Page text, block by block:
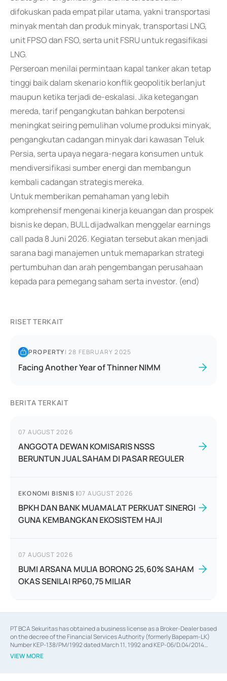
difokuskan pada empat pilar utama, yakni transportasi
minyak mentah dan produk minyak, transportasi LNG,
unit FPSO dan FSO, serta unit FSRU untuk regasifikasi
LNG.
Perseroan menilai permintaan kapal tanker akan tetap
tinggi baik dalam skenario konflik geopolitik berlanjut
maupun ketika terjadi de-eskalasi. Jika ketegangan
mereda, tarif pengangkutan bahkan berpotensi
meningkat seiring pemulihan volume produksi minyak,
pengangkutan cadangan minyak dari kawasan Teluk
Persia, serta upaya negara-negara konsumen untuk
mendiversifikasi sumber energi dan membangun
kembali cadangan strategis mereka.
Untuk memberikan pemahaman yang lebih
komprehensif mengenai kinerja keuangan dan prospek
bisnis ke depan, BULL dijadwalkan menggelar earnings
call pada 8 Juni 2026. Kegiatan tersebut akan menjadi
sarana bagi manajemen untuk memaparkan strategi
pertumbuhan dan arah pengembangan perusahaan
kepada para pemegang saham serta investor. (end)
RISET TERKAIT
PROPERTY|28 FEBRUARY 2025
Facing Another Year of Thinner NIMM
BERITA TERKAIT
07 AUGUST 2026
ANGGOTA DEWAN KOMISARIS NSSS
BERUNTUN JUAL SAHAM DI PASAR REGULER
EKONOMI BISNIS |07 AUGUST 2026
BPKH DAN BANK MUAMALAT PERKUAT SINERGI
GUNA KEMBANGKAN EKOSISTEM HAJI
07 AUGUST 2026
BUMI ARSANA MULIA BORONG 25,60% SAHAM
OKAS SENILAI RP60,75 MILIAR
PT BCA Sekuritas has obtained a business license as a Broker-Dealer based
on the decree of the Financial Services Authority (formerly Bapepam-LK)
Number KEP-138/PM/1992 dated March 11, 1992 and KEP-06/D.04/2014
dated February 28, 2014, a business license as an Underwriter based on the
decree of the Financial Services Authority Number KEP-12/PM/PEE/1997
VIEW MORE